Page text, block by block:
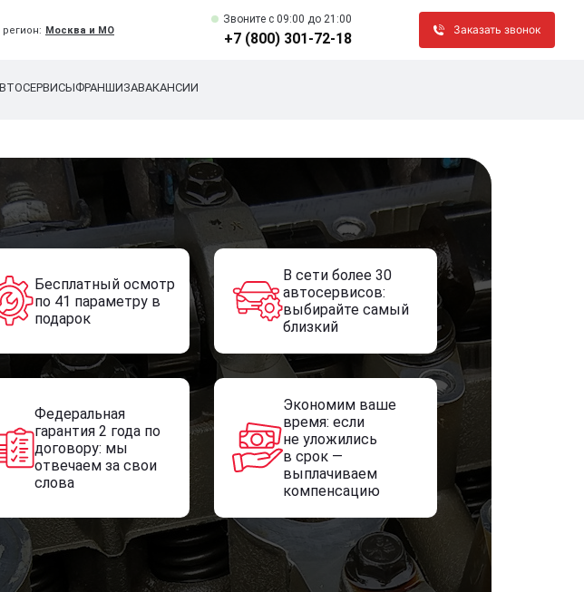
Москва и МО
Звоните c 09:00 до 21:00
+7 (800) 301-72-18
Заказать звонок
ФРАНШИЗАВАКАНСИИ
Бесплатный осмотр
по 41 параметру в
подарок
В сети более 30
автосервисов:
выбирайте самый
близкий
Федеральная
гарантия 2 года по
договору: мы
отвечаем за свои
слова
Экономим ваше
время: если
не уложились
в срок —
выплачиваем
компенсацию